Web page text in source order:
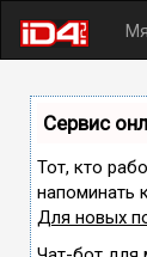
Сервис
Тот, кто
напоминать
Для новых